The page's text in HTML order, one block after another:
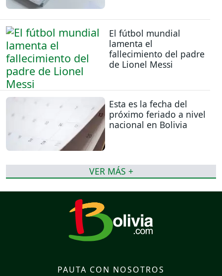
El fútbol mundial
lamenta el
fallecimiento del padre
de Lionel Messi
Esta es la fecha del
próximo feriado a nivel
nacional en Bolivia
VER MÁS +
PAUTA CON NOSOTROS